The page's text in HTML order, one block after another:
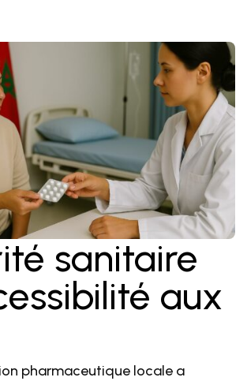
sanitaire
aux
pharmaceutique locale a